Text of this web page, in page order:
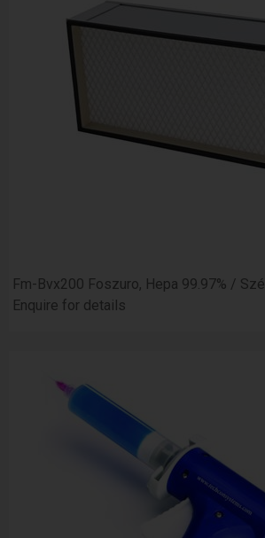
Fm-Bvx200 Foszuro, Hepa 99.97% /
Enquire for details